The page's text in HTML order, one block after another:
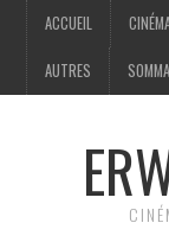
ACCUEIL
AUTRES